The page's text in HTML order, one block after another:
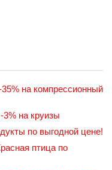
на компрессионный
на круизы
по выгодной цене!
птица по